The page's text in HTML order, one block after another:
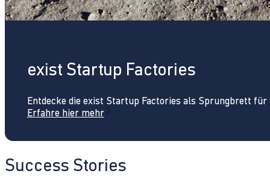
exist Startup Factories
Entdecke die exist Startup Factories als Sprungbrett
Erfahre hier mehr
Success Stories